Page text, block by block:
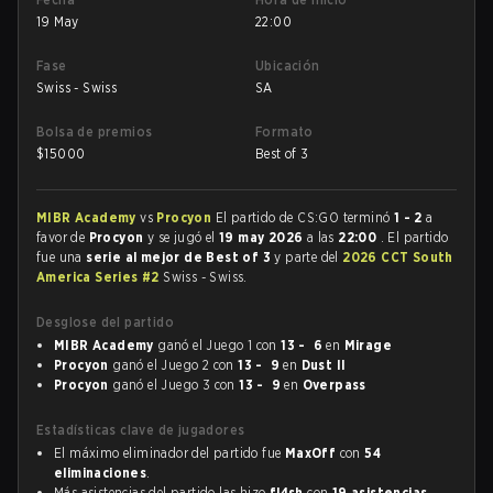
19 May
22:00
Fase
Swiss - Swiss
Ubicación
SA
Bolsa de premios
$15000
Formato
Best of 3
MIBR Academyvs Procyon El partido de CS:GO terminó 1 - 2 a
favor de Procyon y se jugó el19 may 2026 a las 22:00 . El partido
fue una serie al mejor de Best of 3y parte del 2026 CCT South
America Series #2 Swiss - Swiss.
Desglose del partido
MIBR Academy ganó el Juego 1 con13 - 6 en Mirage
Procyon ganó el Juego 2 con13 - 9 en Dust II
Procyon ganó el Juego 3 con13 - 9 en Overpass
Estadísticas clave de jugadores
El máximo eliminador del partido fue MaxOff con54
eliminaciones.